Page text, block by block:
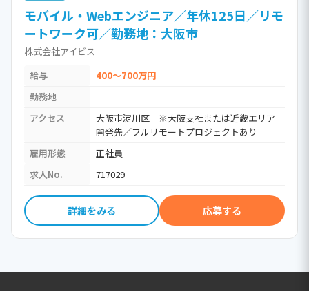
モバイル・Webエンジニア／年休125日／リモ
ートワーク可／勤務地：大阪市
株式会社アイビス
給与
400～700万円
勤務地
アクセス
大阪市淀川区 ※大阪支社または近畿エリア
開発先／フルリモートプロジェクトあり
雇用形態
正社員
求人No.
717029
詳細をみる 応募する